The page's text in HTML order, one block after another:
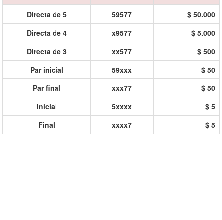
Directa de 5
59577
$ 50.000
Directa de 4
x9577
$ 5.000
Directa de 3
xx577
$ 500
Par inicial
59xxx
$ 50
Par final
xxx77
$ 50
Inicial
5xxxx
$ 5
Final
xxxx7 $ 5